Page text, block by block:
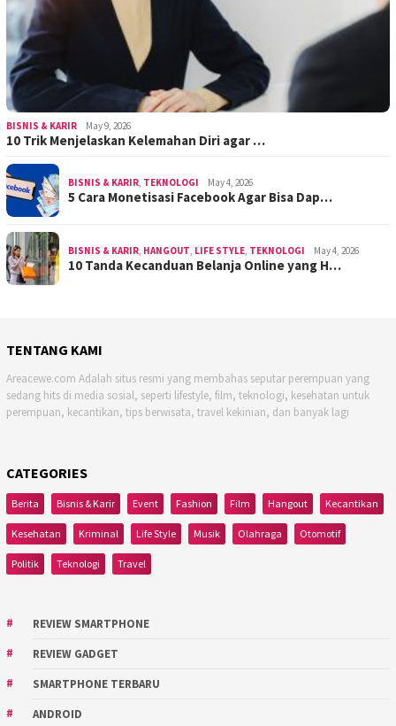
BISNIS & KARIR May 9, 2026
10 Trik Menjelaskan Kelemahan Diri agar …
BISNIS & KARIR TEKNOLOGI May 4, 2026
5 Cara Monetisasi Facebook Agar Bisa Dap…
BISNIS & KARIR HANGOUT LIFE STYLE TEKNOLOGI May 4, 2026
10 Tanda Kecanduan Belanja Online yang H…
TENTANG KAMI
Areacewe.com Adalah situs resmi yang membahas seputar perempuan yang
sedang hits di media sosial, seperti lifestyle, film, teknologi, kesehatan untuk
perempuan, kecantikan, tips berwisata, travel kekinian, dan banyak lagi
CATEGORIES
Berita Bisnis & Karir Event Fashion Film Hangout Kecantikan
Kesehatan Kriminal Life Style Musik Olahraga Otomotif
Politik Teknologi Travel
REVIEW SMARTPHONE
REVIEW GADGET
SMARTPHONE TERBARU
ANDROID